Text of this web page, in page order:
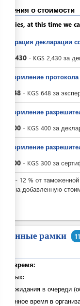
о стоимости
at this time we
декларации
2,430 - KGS 2,430 за
оформление
648 - KGS 648 за
оформление
400 - KGS 400 за
оформление
300 - KGS 300 за
- 12 % от
на добавленную
рамки
время:
которых:
ожидания в очереди
время в